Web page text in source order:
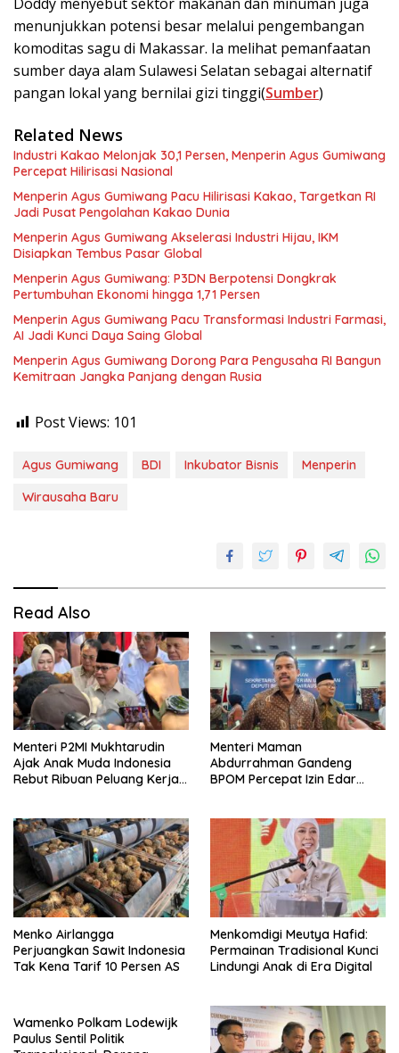
menunjukkan potensi besar melalui pengembangan
komoditas sagu di Makassar. Ia melihat pemanfaatan
sumber daya alam Sulawesi Selatan sebagai alternatif
pangan lokal yang bernilai gizi tinggi(Sumber)
Related News
Industri Kakao Melonjak 30,1 Persen, Menperin Agus Gumiwang
Percepat Hilirisasi Nasional
Menperin Agus Gumiwang Pacu Hilirisasi Kakao, Targetkan RI
Jadi Pusat Pengolahan Kakao Dunia
Menperin Agus Gumiwang Akselerasi Industri Hijau, IKM
Disiapkan Tembus Pasar Global
Menperin Agus Gumiwang: P3DN Berpotensi Dongkrak
Pertumbuhan Ekonomi hingga 1,71 Persen
Menperin Agus Gumiwang Pacu Transformasi Industri Farmasi,
AI Jadi Kunci Daya Saing Global
Menperin Agus Gumiwang Dorong Para Pengusaha RI Bangun
Kemitraan Jangka Panjang dengan Rusia
Post Views: 101
Agus Gumiwang BDI Inkubator Bisnis
Menperin
Wirausaha Baru
Read Also
Menteri P2MI Mukhtarudin
Ajak Anak Muda Indonesia
Rebut Ribuan Peluang Kerja
Menteri Maman
Abdurrahman Gandeng
BPOM Percepat Izin Edar
Menko Airlangga
Perjuangkan Sawit Indonesia
Tak Kena Tarif 10 Persen AS
Menkomdigi Meutya Hafid:
Permainan Tradisional Kunci
Lindungi Anak di Era Digital
Wamenko Polkam Lodewijk
Paulus Sentil Politik